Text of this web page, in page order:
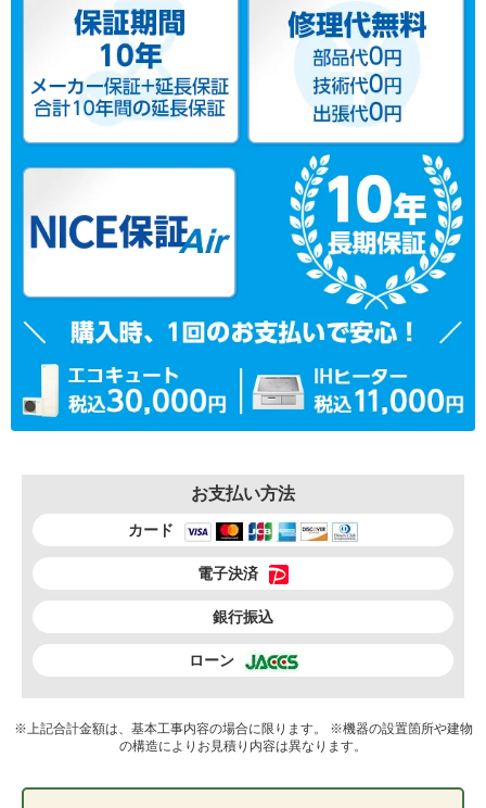
お支払い方法
カード
電子決済
銀行振込
ローン
※上記合計金額は、基本工事内容の場合に限ります。 ※機器の設置箇所や建物
の構造によりお見積り内容は異なります。